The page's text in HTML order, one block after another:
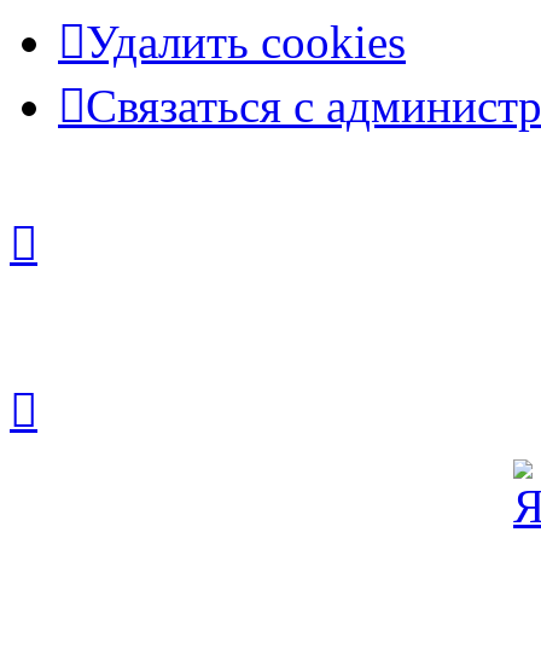
Удалить cookies
Связаться с